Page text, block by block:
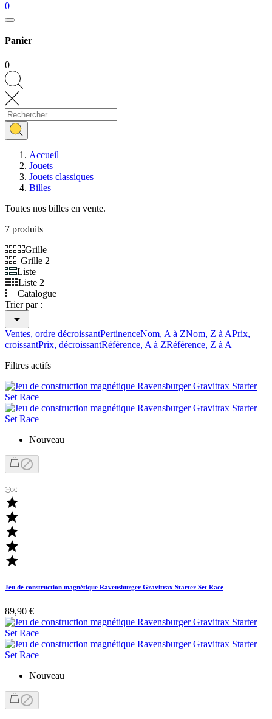
0
Panier
0
Accueil
Jouets
Jouets classiques
Billes
Toutes nos billes en vente.
7 produits
Grille
Grille 2
Liste
Liste 2
Catalogue
Trier par :

Ventes, ordre décroissantPertinenceNom, A à ZNom, Z à APrix,
croissantPrix, décroissantRéférence, A à ZRéférence, Z à A
Filtres actifs
Nouveau






Jeu de construction magnétique Ravensburger Gravitrax Starter Set Race
89,90 €
Nouveau
